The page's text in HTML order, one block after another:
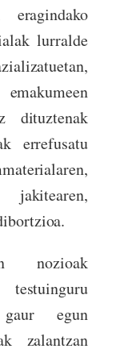
lurralde
dituztenak
errefusatu
nozioak
egun
zalantzan